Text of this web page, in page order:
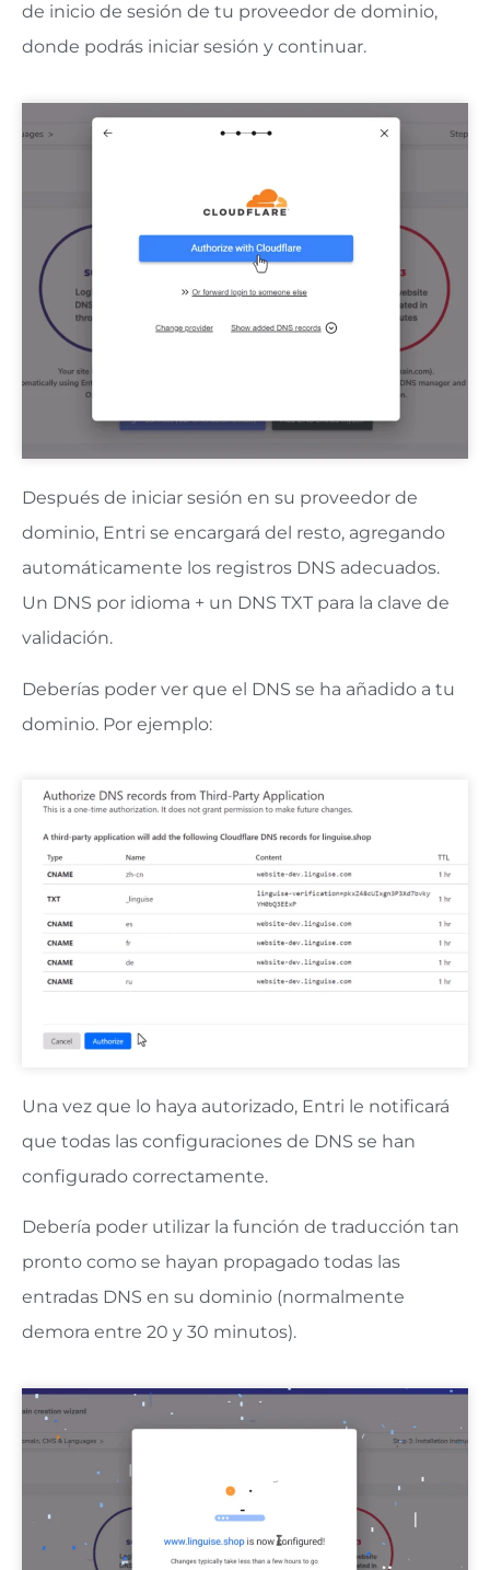
de inicio de sesión de tu proveedor de dominio,
donde podrás iniciar sesión y continuar.
Después de iniciar sesión en su proveedor de
dominio, Entri se encargará del resto, agregando
automáticamente los registros DNS adecuados.
Un DNS por idioma + un DNS TXT para la clave de
validación.
Deberías poder ver que el DNS se ha añadido a tu
dominio. Por ejemplo:
Una vez que lo haya autorizado, Entri le notificará
que todas las configuraciones de DNS se han
configurado correctamente.
Debería poder utilizar la función de traducción tan
pronto como se hayan propagado todas las
entradas DNS en su dominio (normalmente
demora entre 20 y 30 minutos).